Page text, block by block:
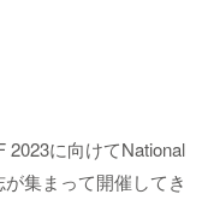
2023に向けてNational
集まって開催してき